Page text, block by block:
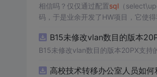
相信吗？仅仅通过配置sql（
码，于是业余开发了HW项目，它使
B15未修改vlan数目的版本
B15未修改vlan数目的版本20PX支持
高校技术转移办公室人员如